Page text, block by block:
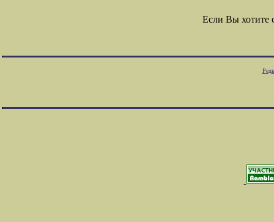
Если Вы хотите